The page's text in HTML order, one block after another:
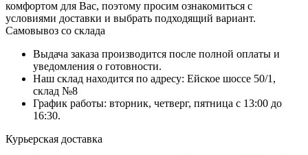
комфортом для Вас, поэтому просим ознакомиться с
условиями доставки и выбрать подходящий вариант.
Самовывоз со склада
Выдача заказа производится после полной оплаты и
уведомления о готовности.
Наш склад находится по адресу: Ейское шоссе 50/1,
склад №8
График работы: вторник, четверг, пятница с 13:00 до
16:30.
Курьерская доставка